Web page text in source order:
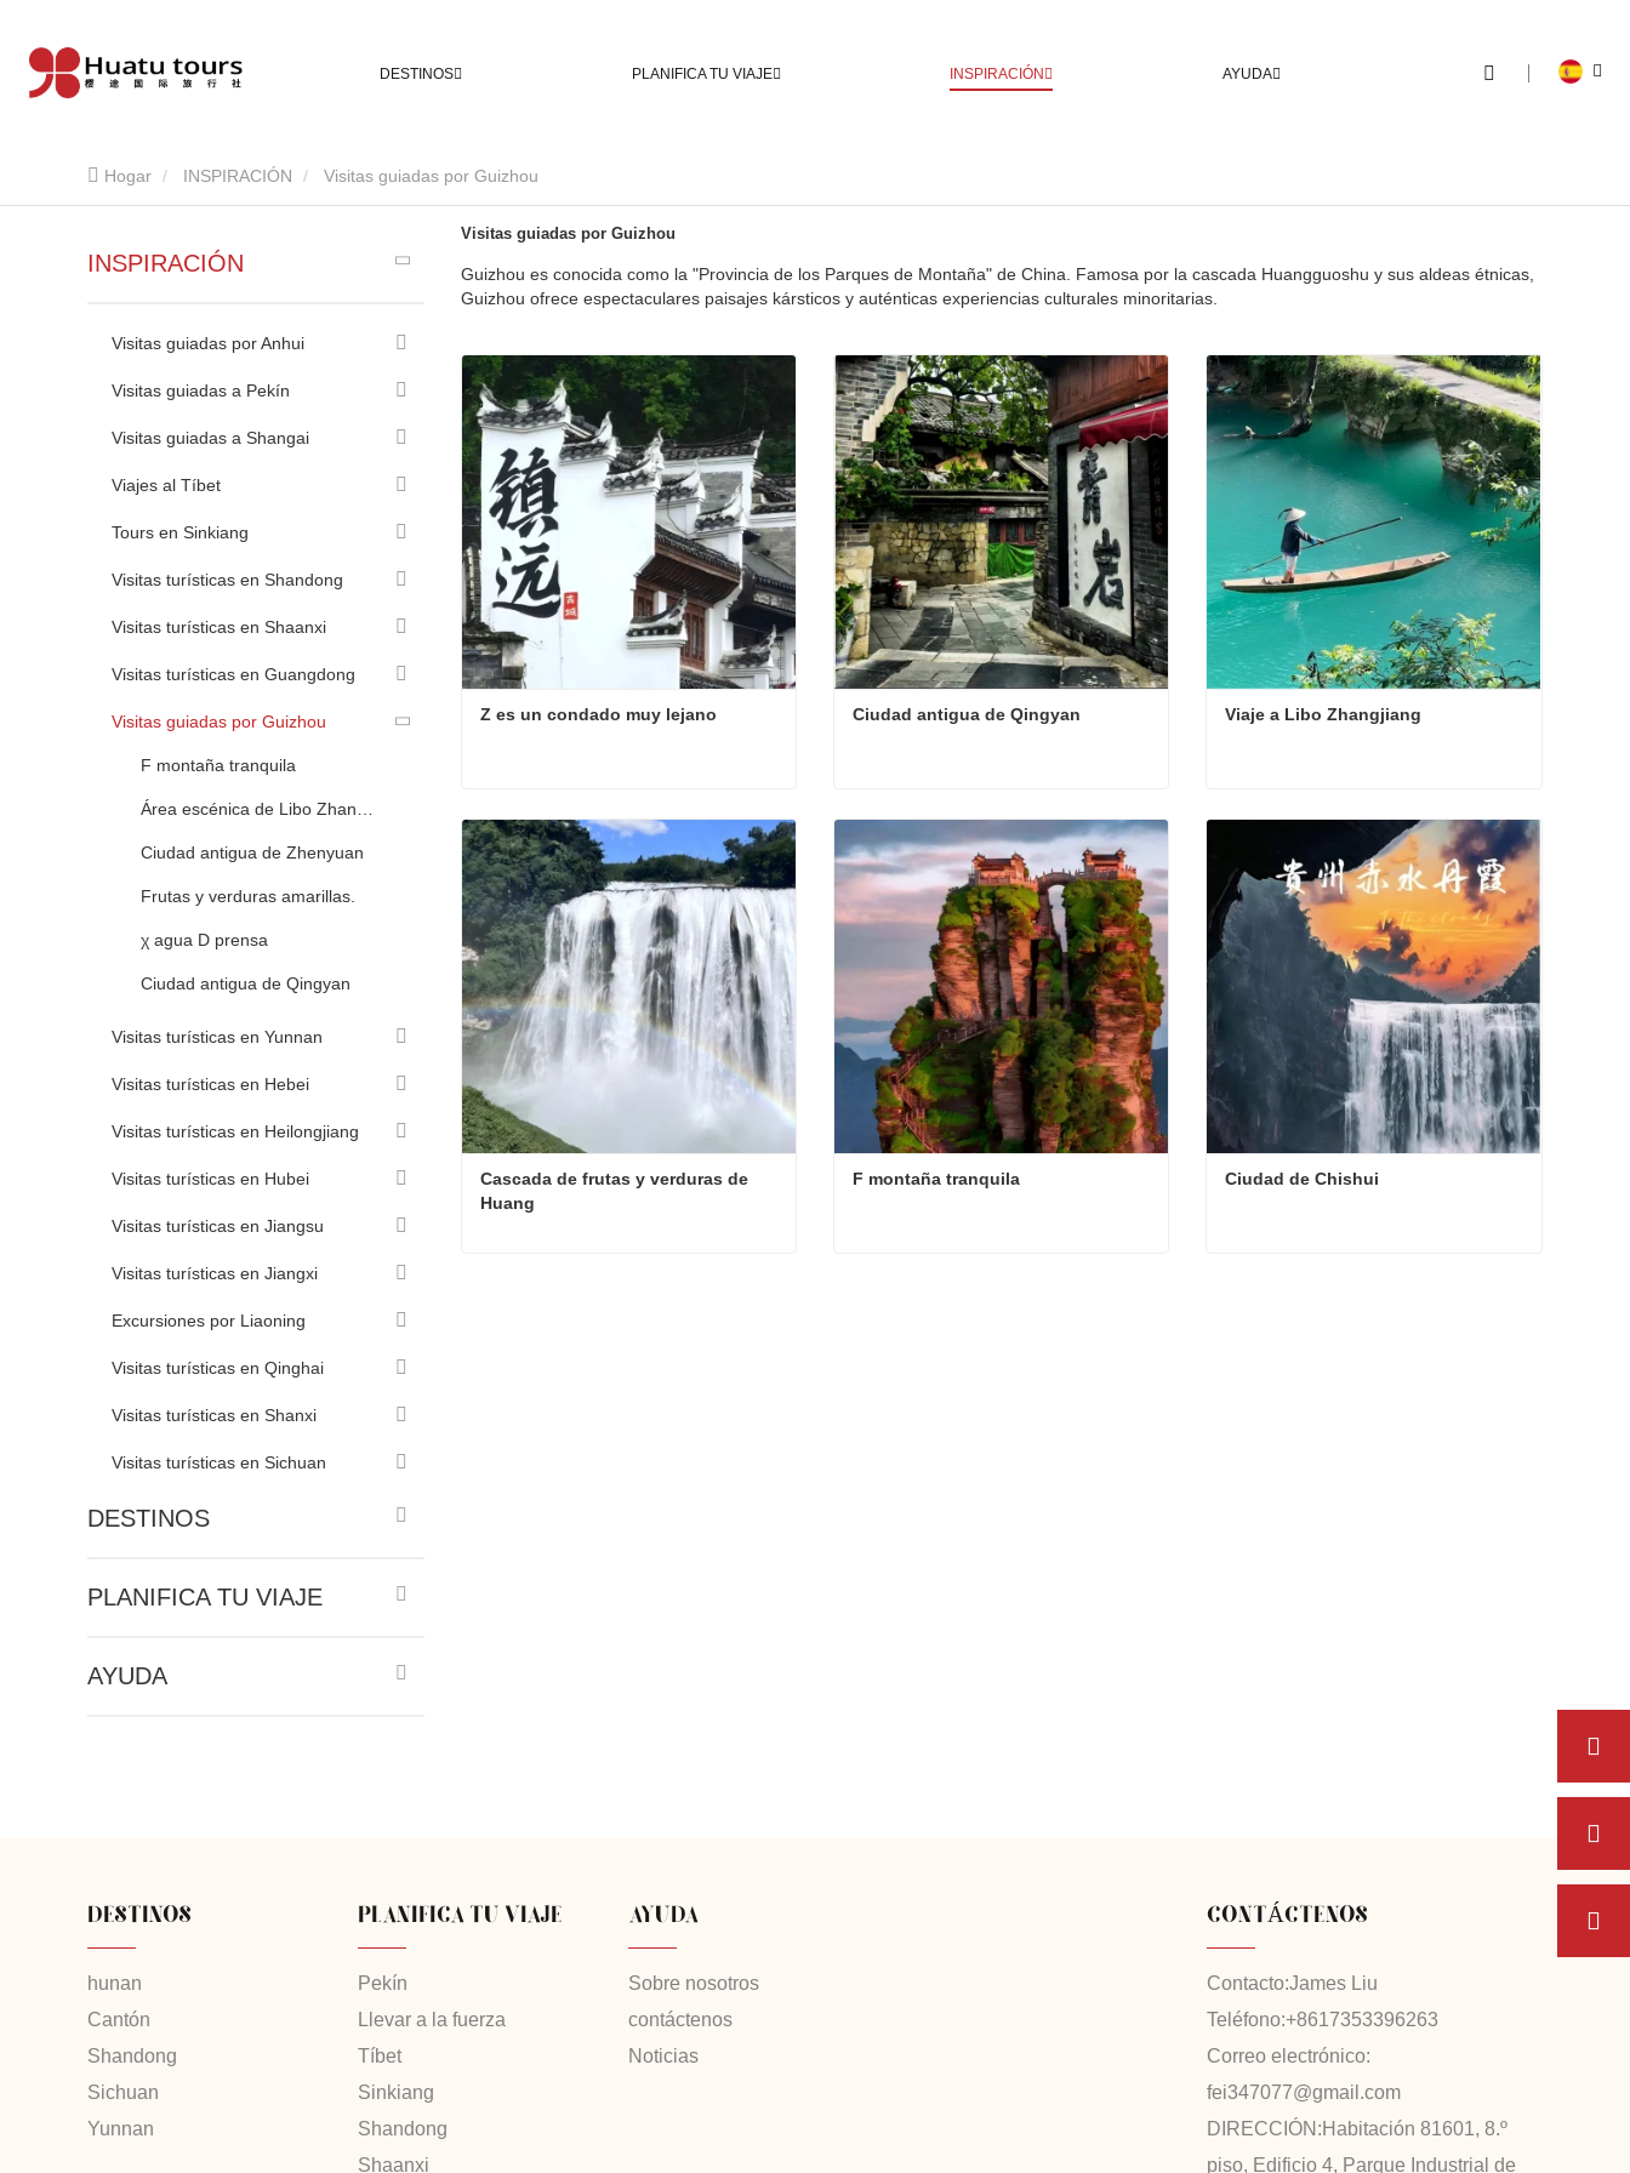
DESTINOS PLANIFICA TU VIAJE INSPIRACIÓN AYUDA
Hogar INSPIRACIÓN Visitas guiadas por Guizhou
INSPIRACIÓN
Visitas guiadas por Anhui
Visitas guiadas a Pekín
Visitas guiadas a Shangai
Viajes al Tíbet
Tours en Sinkiang
Visitas turísticas en Shandong
Visitas turísticas en Shaanxi
Visitas turísticas en Guangdong
Visitas guiadas por Guizhou
F montaña tranquila
Ciudad antigua de Zhenyuan
Frutas y verduras amarillas.
χ agua D prensa
Ciudad antigua de Qingyan
Visitas turísticas en Yunnan
Visitas turísticas en Hebei
Visitas turísticas en Heilongjiang
Visitas turísticas en Hubei
Visitas turísticas en Jiangsu
Visitas turísticas en Jiangxi
Excursiones por Liaoning
Visitas turísticas en Qinghai
Visitas turísticas en Shanxi
Visitas turísticas en Sichuan
DESTINOS
PLANIFICA TU VIAJE
AYUDA
Visitas guiadas por Guizhou
Guizhou es conocida como la "Provincia de los Parques de Montaña" de China. Famosa por la cascada Huangguoshu y sus aldeas étnicas,
Guizhou ofrece espectaculares paisajes kársticos y auténticas experiencias culturales minoritarias.
Z es un condado muy lejano
Z es un condado muy lejano
Contacta ahora
Ciudad antigua de Qingyan
Ciudad antigua de Qingyan
Contacta ahora
Viaje a Libo Zhangjiang
Viaje a Libo Zhangjiang
Cascada de frutas y verduras de
Huang
F montaña tranquila Ciudad de Chishui
DESTINOS
hunan
Cantón
Shandong
Sichuan
Yunnan
PLANIFICA TU VIAJE
Pekín
Llevar a la fuerza
Tíbet
Sinkiang
Shandong
Shaanxi
AYUDA
Sobre nosotros
contáctenos
Noticias
CONTÁCTENOS
Contacto:James Liu
Teléfono:+8617353396263
Correo electrónico:
fei347077@gmail.com
DIRECCIÓN: Habitación 81601, 8.º
piso, Edificio 4, Parque Industrial de